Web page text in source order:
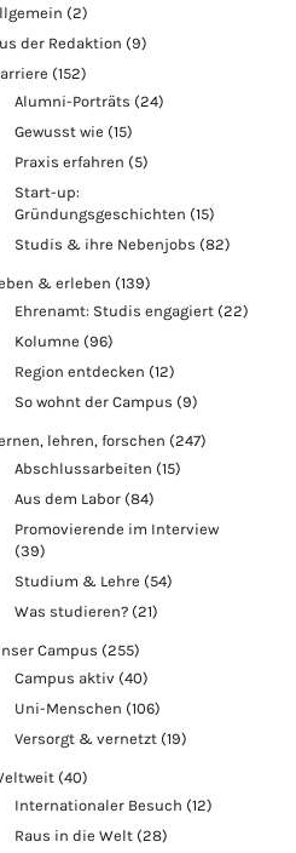
(2)
der Redaktion (9)
(152)
Alumni-Porträts (24)
Gewusst wie (15)
Praxis erfahren (5)
Start-up:
Gründungsgeschichten (15)
Studis & ihre Nebenjobs (82)
& erleben (139)
Ehrenamt: Studis engagiert (22)
Kolumne (96)
Region entdecken (12)
So wohnt der Campus (9)
lehren, forschen (247)
Abschlussarbeiten (15)
Aus dem Labor (84)
Promovierende im Interview
(39)
Studium & Lehre (54)
Was studieren? (21)
Campus (255)
Campus aktiv (40)
Uni-Menschen (106)
Versorgt & vernetzt (19)
(40)
Internationaler Besuch (12)
Raus in die Welt (28)